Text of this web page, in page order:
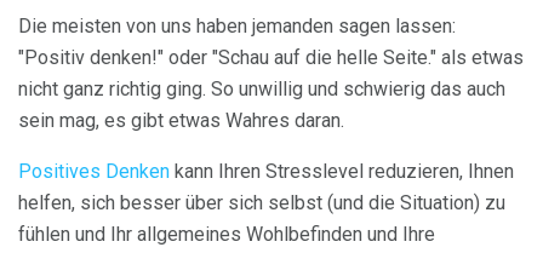
Die meisten von uns haben jemanden sagen lassen:
"Positiv denken!" oder "Schau auf die helle Seite." als etwas
nicht ganz richtig ging. So unwillig und schwierig das auch
sein mag, es gibt etwas Wahres daran.
Positives Denken kann Ihren Stresslevel reduzieren, Ihnen
helfen, sich besser über sich selbst (und die Situation) zu
fühlen und Ihr allgemeines Wohlbefinden und Ihre